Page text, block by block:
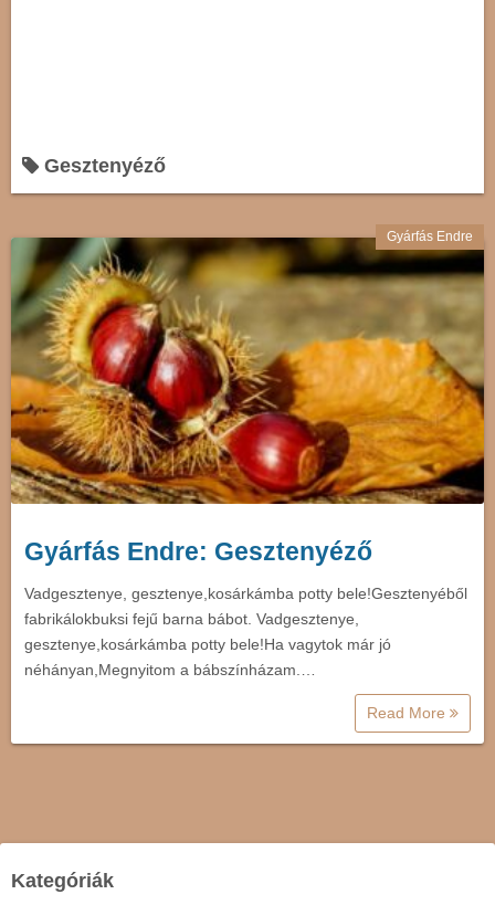
Gesztenyéző
Gyárfás Endre
Gyárfás Endre: Gesztenyéző
Vadgesztenye, gesztenye,kosárkámba potty bele!Gesztenyéből
fabrikálokbuksi fejű barna bábot. Vadgesztenye,
gesztenye,kosárkámba potty bele!Ha vagytok már jó
néhányan,Megnyitom a bábszínházam.…
Read More
Kategóriák